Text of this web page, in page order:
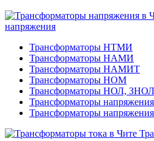
напряжения
Трансформаторы НТМИ
Трансформаторы НАМИ
Трансформаторы НАМИТ
Трансформаторы НОМ
Трансформаторы НОЛ,
Трансформаторы
Трансформаторы